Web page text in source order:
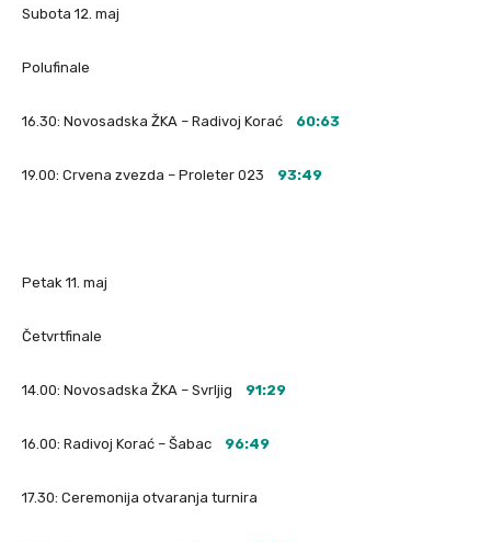
Subota 12. maj
Polufinale
16.30: Novosadska ŽKA – Radivoj Korać 60:63
19.00: Crvena zvezda – Proleter 023 93:49
Petak 11. maj
Četvrtfinale
14.00: Novosadska ŽKA – Svrljig 91:29
16.00: Radivoj Korać – Šabac 96:49
17.30: Ceremonija otvaranja turnira